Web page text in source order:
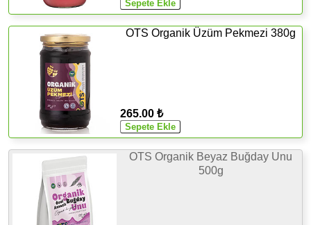
OTS Organik Üzüm Pekmezi 380g
265.00 ₺
OTS Organik Beyaz Buğday Unu
500g